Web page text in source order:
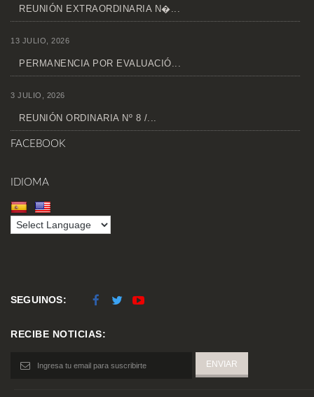
REUNIÓN EXTRAORDINARIA N�...
13 JULIO, 2026
PERMANENCIA POR EVALUACIÓ...
3 JULIO, 2026
REUNIÓN ORDINARIA Nº 8 /...
FACEBOOK
IDIOMA
SEGUINOS:
RECIBE NOTICIAS: